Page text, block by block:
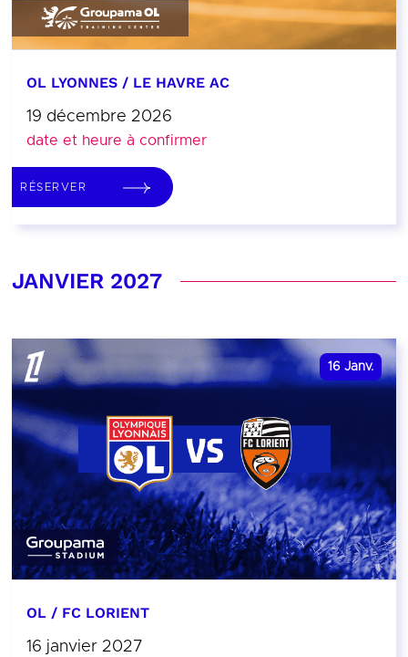
OL LYONNES / LE HAVRE AC
19 décembre 2026
date et heure à confirmer
RÉSERVER
JANVIER 2027
16 Janv.
OL / FC LORIENT
16 janvier 2027